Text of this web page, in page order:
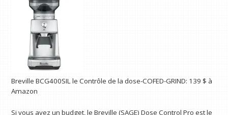
Breville BCG400SIL le Contrôle de la dose-COFED-GRIND: 139 $ à
Amazon
Si vous avez un budget, le Breville (SAGE) Dose Control Pro est le